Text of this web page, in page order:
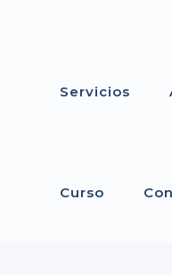
Servicios
Curso